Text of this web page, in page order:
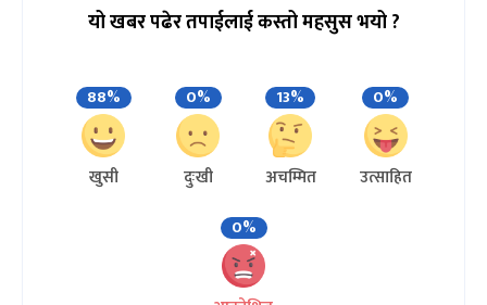
यो खबर पढेर तपाईलाई कस्तो महसुस भयो ?
88%
खुसी
0%
दुःखी
13%
अचम्मित
0%
उत्साहित
0%